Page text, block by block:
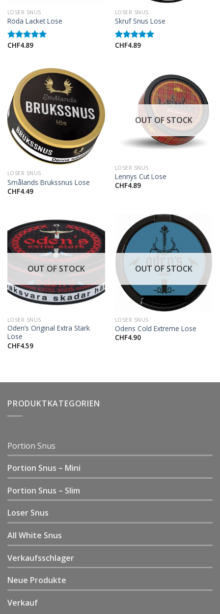
LOSER SNUS
Röda Lacket Lose
Rated5.00
CHF4.89
LOSER SNUS
Skruf Snus Lose
Rated5.00
CHF4.89
LOSER SNUS
Smålands Brukssnus Lose
CHF4.49
OUT OF STOCK
LOSER SNUS
Lennys Cut Lose
CHF4.89
OUT OF STOCK
LOSER SNUS
Oden’s Original Extra Stark
Lose
CHF4.59
OUT OF STOCK
LOSER SNUS
Odens Cold Extreme Lose
CHF4.90
PRODUKTKATEGORIEN
Portion Snus
Portion Snus – Mini
Portion Snus – Slim
Loser Snus
All White Snus
Verkaufsschlager
Neue Produkte
Verkauf